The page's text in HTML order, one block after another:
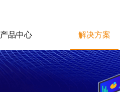
产品中心 解决方案